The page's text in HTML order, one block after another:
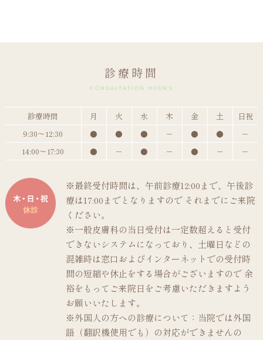
診療時間
CONSULTATION HOURS
診療時間 月 火 水 木 金 土
日祝
9:30～12:30
● ● ● － ● ●
－
14:00～17:30
● － ● － ● － －
※最終受付時間は、午前診療12:00まで、午後診
療は17:00までとなりますので それまでにご来院
ください。
※一般皮膚科の当日受付は一定数超えると受付
できないシステムになっており、土曜日などの
混雑時は窓口およびインターネットでの受付時
間の短縮や休止をする場合がございますので 余
裕をもってご来院日をご考慮いただきますよう
お願いいたします。
※外国人の方への診療について：当院では外国
語（翻訳機使用でも）の対応ができませんの